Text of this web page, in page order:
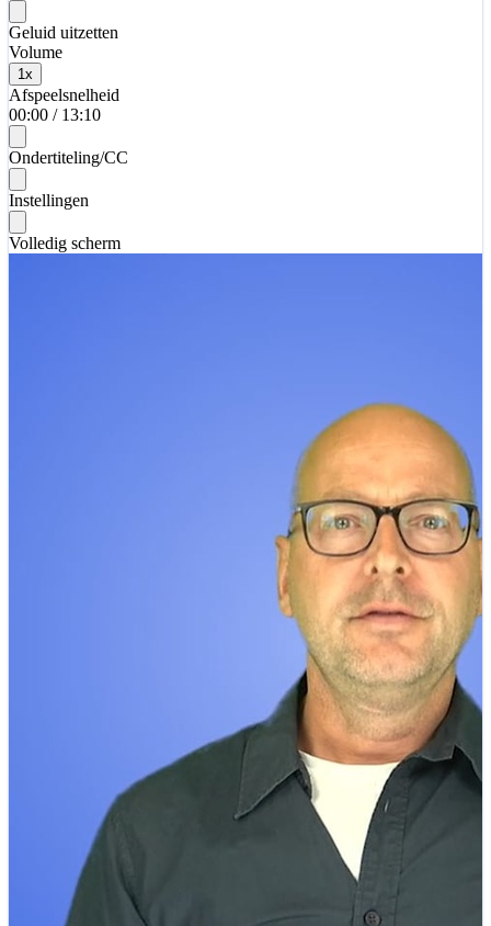
Geluid uitzetten
Volume
1x
Afspeelsnelheid
00:00 / 13:10
Ondertiteling/CC
Instellingen
Volledig scherm